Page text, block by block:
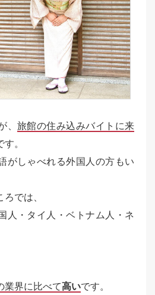
、 旅館の住み込みバイトに来
す。
がしゃべれる外国人の方もい
では、
人・タイ人・ベトナム人・ネ
業界に比べて高いです。